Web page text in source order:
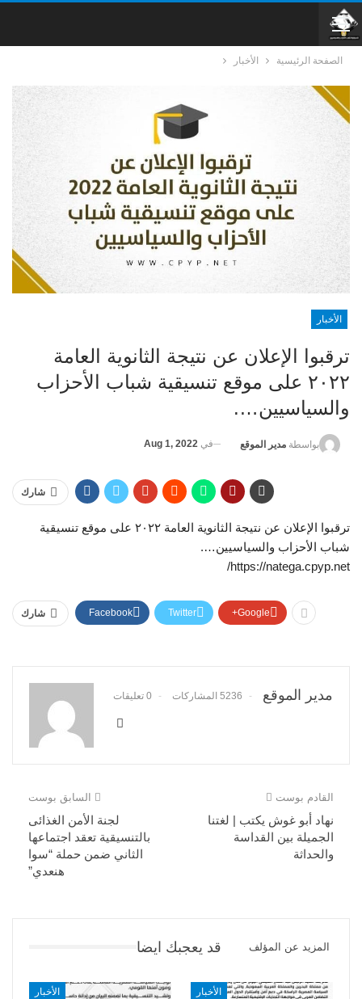
الصفحة الرئيسية الأخبار
الأخبار
ترقبوا الإعلان عن نتيجة الثانوية العامة
٢٠٢٢ على موقع تنسيقية شباب الأحزاب
والسياسيين….
بواسطة مدير الموقع في Aug 1, 2022
شارك
ترقبوا الإعلان عن نتيجة الثانوية العامة ٢٠٢٢ على موقع تنسيقية
شباب الأحزاب والسياسيين….
https://natega.cpyp.net/
شارك Facebook Twitter Google+
مدير الموقع 5236 المشاركات 0 تعليقات
السابق بوست
لجنة الأمن الغذائى
بالتنسيقية تعقد اجتماعها
الثاني ضمن حملة “سوا
هنعدي”
القادم بوست
نهاد أبو غوش يكتب | لغتنا
الجميلة بين القداسة
والحداثة
قد يعجبك ايضا المزيد عن المؤلف
الأخبار الأخبار